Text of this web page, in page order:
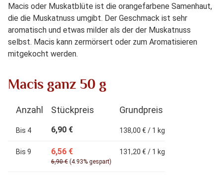
Macis oder Muskatblüte ist die orangefarbene Samenhaut,
die die Muskatnuss umgibt. Der Geschmack ist sehr
aromatisch und etwas milder als der der Muskatnuss
selbst. Macis kann zermörsert oder zum Aromatisieren
mitgekocht werden.
Macis ganz 50 g
Anzahl Stückpreis Grundpreis
Bis 4 6,90 € 138,00 € / 1 kg
Bis 9 6,56 €
6,90 € (4.93% gespart)
131,20 € / 1 kg